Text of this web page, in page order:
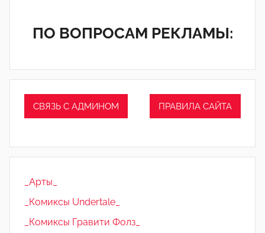
ПО ВОПРОСАМ РЕКЛАМЫ:
СВЯЗЬ С АДМИНОМ ПРАВИЛА САЙТА
_Арты_
_Комиксы Undertale_
_Комиксы Гравити Фолз_